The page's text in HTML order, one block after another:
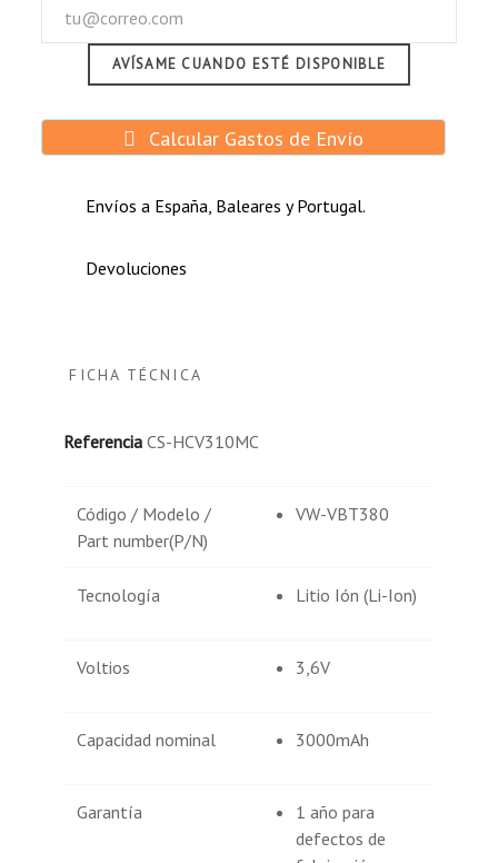
AVÍSAME CUANDO ESTÉ DISPONIBLE
Calcular Gastos de Envío
Envíos a España, Baleares y Portugal.
Devoluciones
FICHA TÉCNICA
Referencia CS-HCV310MC
Código / Modelo /
Part number(P/N)
VW-VBT380
Tecnología Litio Ión (Li-Ion)
Voltios 3,6V
Capacidad nominal 3000mAh
Garantía
1 año para
defectos de